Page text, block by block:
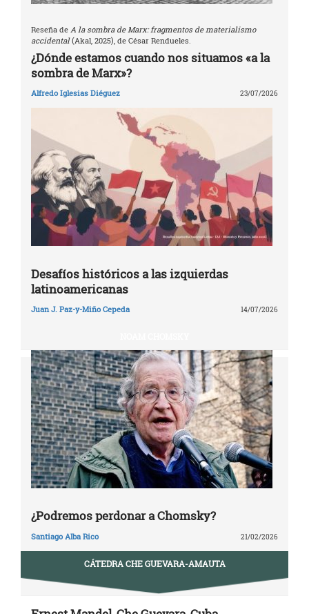
Reseña de A la sombra de Marx: fragmentos de materialismo
accidental(Akal, 2025), de César Rendueles.
¿Dónde estamos cuando nos situamos «a la
sombra de Marx»?
Alfredo Iglesias Diéguez 23/07/2026
Desafíos históricos a las izquierdas
latinoamericanas
Juan J. Paz-y-Miño Cepeda 14/07/2026
¿Podremos perdonar a Chomsky?
Santiago Alba Rico 21/02/2026
CÁTEDRA CHE GUEVARA-AMAUTA